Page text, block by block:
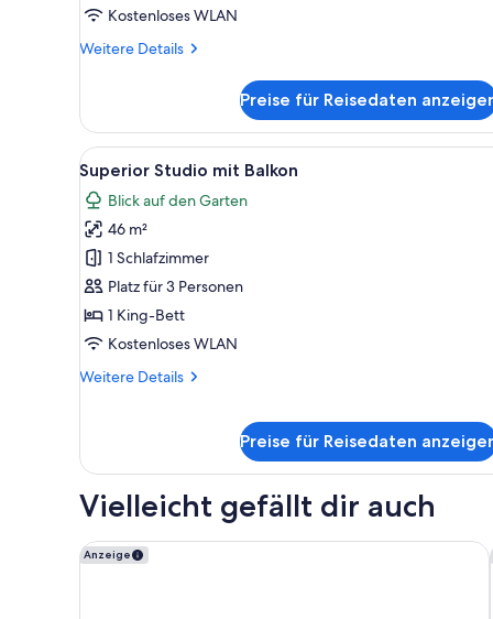
anzeigen
Kostenloses WLAN
Weitere Details
Weitere
Suite
mit
Terrasse
Preise für Reisedaten
Alle
Fotos
für
Superior
Studio
mit
Balkon
anzeigen
Ein modernes Wohnzimmer
6
Superior Studio mit Balkon
Blick auf den Garten
46 m²
1 Schlafzimmer
Platz für 3 Personen
1 King-Bett
Kostenloses WLAN
Weitere Details
Weitere
mit
Balkon
Preise für Reisedaten
Vielleicht gefällt dir auch
Anzeige
June Six Salzburg, a Tribute Portfolio Hotel